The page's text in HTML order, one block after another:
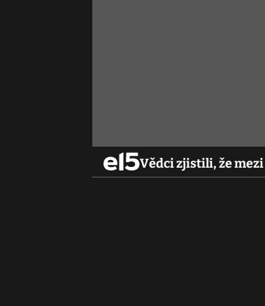
Vědci zjistili, že